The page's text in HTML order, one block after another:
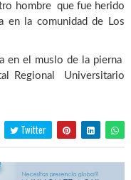
hombre que fue herido
en la comunidad de Los
en el muslo de la pierna
Regional Universitario
Twitter